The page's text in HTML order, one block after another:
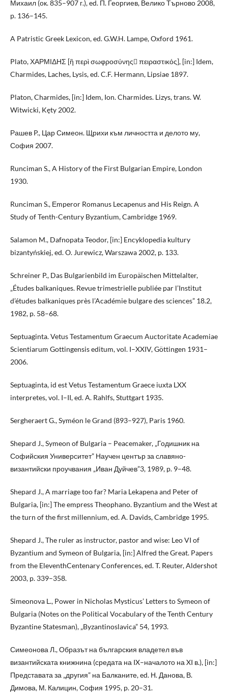
Михаил (ок. 835–907 г.), ed. П. Георгиев, Велико Търново 2008,
p. 136–145.
A Patristic Greek Lexicon, ed. G.W.H. Lampe, Oxford 1961.
Plato, ΧΑΡΜΙΔΗΣ [ἢ περὶ σωφροσύνης πειραστικός], [in:] Idem,
Charmides, Laches, Lysis, ed. C.F. Hermann, Lipsiae 1897.
Platon, Charmides, [in:] Idem, Ion. Charmides. Lizys, trans. W.
Witwicki, Kęty 2002.
Рашев P., Цар Симеон. Щрихи към личността и делото му,
София 2007.
Runciman S., A History of the First Bulgarian Empire, London
1930.
Runciman S., Еmperor Romanus Lecapenus and His Reign. A
Study of Tenth-Century Byzantium, Cambridge 1969.
Salamon M., Dafnopata Teodor, [in:] Encyklopedia kultury
bizantyńskiej, ed. O. Jurewicz, Warszawa 2002, p. 133.
Schreiner P., Das Bulgarienbild im Europäischen Mittelalter,
„Études balkaniques. Revue trimestrielle publiée par l’Institut
d’études balkaniques près l’Académie bulgare des sciences” 18.2,
1982, p. 58–68.
Septuaginta. Vetus Testamentum Graecum Auctoritate Academiae
Scientiarum Gottingensis editum, vol. I–XXIV, Göttingen 1931–
2006.
Septuaginta, id est Vetus Testamentum Graece iuxta LXX
interpretes, vol. I–II, ed. A. Rahlfs, Stuttgart 1935.
Sergheraert G., Syméon le Grand (893–927), Paris 1960.
Shepard J., Symeon of Bulgaria – Peacemaker, „Годишник на
Софийския Университет” Научен център за славяно-
византийски проучвания „Иван Дуйчев”3, 1989, p. 9–48.
Shepard J., A marriage too far? Maria Lekapena and Peter of
Bulgaria, [in:] The empress Theophano. Byzantium and the West at
the turn of the first millennium, ed. A. Davids, Cambridge 1995.
Shepard J., The ruler as instructor, pastor and wise: Leo VI of
Byzantium and Symeon of Bulgaria, [in:] Alfred the Great. Papers
from the EleventhCentenary Conferences, ed. T. Reuter, Aldershot
2003, p. 339–358.
Simeonova L., Power in Nicholas Mysticus’ Letters to Symeon of
Bulgaria (Notes on the Political Vocabulary of the Tenth Century
Byzantine Statesman), „Byzantinoslavica” 54, 1993.
Симеонова Л., Образът на българския владетел във
византийската книжнина (средата на IX–началото на XI в.), [in:]
Представата за „другия” на Балканите, ed. Н. Данова, В.
Димова, М. Калицин, София 1995, p. 20–31.